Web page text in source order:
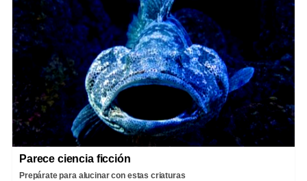
Parece ciencia ficción
Prepárate para alucinar con estas criaturas